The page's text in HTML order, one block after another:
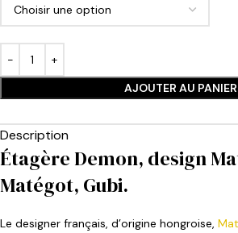
AJOUTER AU PANIER
Description
Étagère Demon, design
Matégot, Gubi.
Le designer français, d’origine hongroise,